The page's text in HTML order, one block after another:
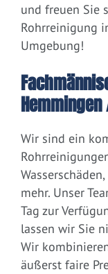
und freuen Sie
Rohrreinigung
Umgebung!
Wir sind ein
mehr. Unser
Tag zur
lassen wir Sie
Wir
äußerst faire